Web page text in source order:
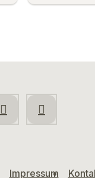
Impressum